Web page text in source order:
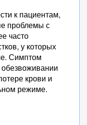
к пациентам,
проблемы с
часто
у которых
Симптом
обезвоживании
крови и
режиме.